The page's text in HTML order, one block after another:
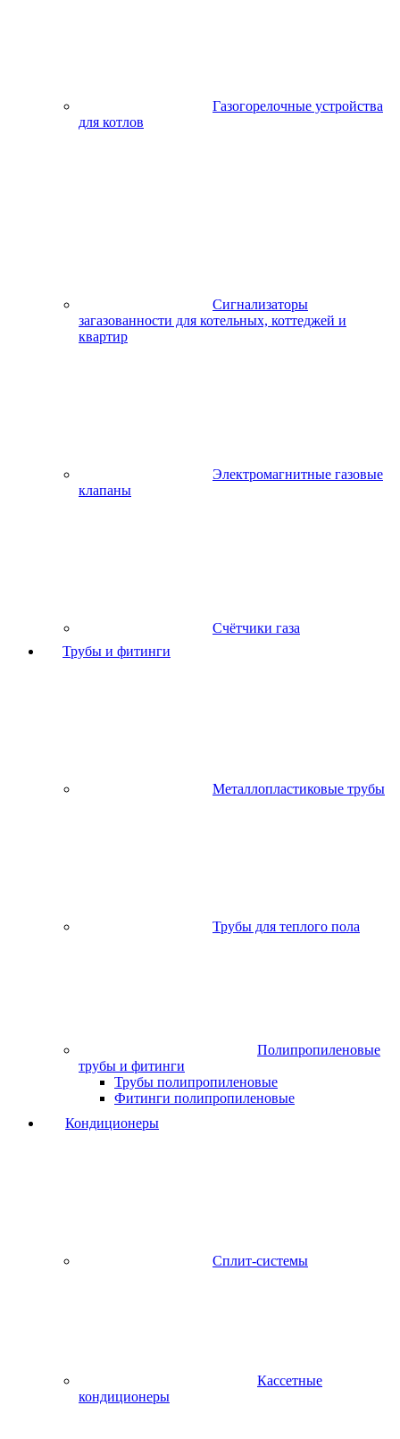
Газогорелочные устройства
для котлов
Сигнализаторы
загазованности для котельных, коттеджей и
квартир
Электромагнитные газовые
клапаны
Счётчики газа
Трубы и фитинги
Металлопластиковые трубы
Трубы для теплого пола
Полипропиленовые
трубы и фитинги
Трубы полипропиленовые
Фитинги полипропиленовые
Кондиционеры
Сплит-системы
Кассетные
кондиционеры